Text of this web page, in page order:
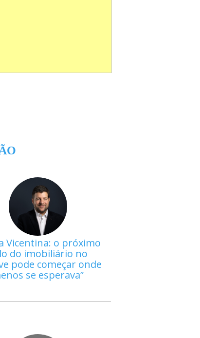
Vicentina: o próximo
do imobiliário no
pode começar onde
se esperava